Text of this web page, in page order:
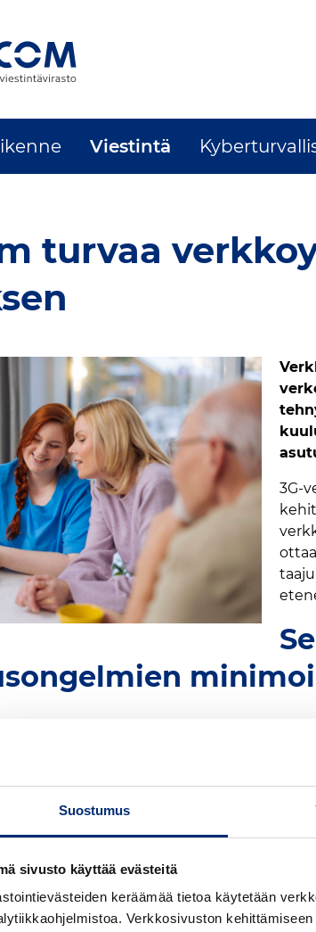
Suostumus
sivusto käyttää evästeitä
keräämää tietoa käytetään
Verkkosivuston
Viestintä
turvaa
3G-
3G-verkon alasajon vaikutuksia
kuuluvuuteen ja paikallisten
aktiivisesti teleyritysten ja muiden
selvittäneet kuuluvuusongelmia, joita
eri puolilla Suomea”, kertoo
kuuluvuuden
yhteistyötä liikenne- ja